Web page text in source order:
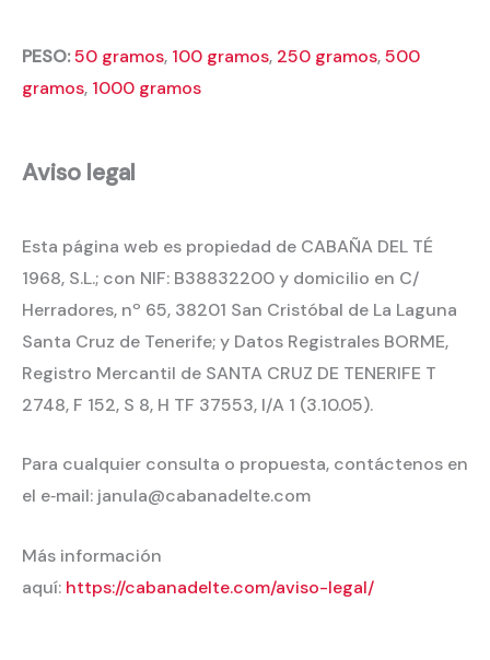
PESO:50 gramos, 100 gramos, 250 gramos,500
gramos, 1000 gramos
Aviso legal
Esta página web es propiedad de CABAÑA DEL TÉ
1968, S.L.; con NIF: B38832200 y domicilio en C/
Herradores, nº 65, 38201 San Cristóbal de La Laguna
Santa Cruz de Tenerife; y Datos Registrales BORME,
Registro Mercantil de SANTA CRUZ DE TENERIFE T
2748, F 152, S 8, H TF 37553, I/A 1 (3.10.05).
Para cualquier consulta o propuesta, contáctenos en
el e‐mail: janula@cabanadelte.com
Más información
aquí: https://cabanadelte.com/aviso-legal/